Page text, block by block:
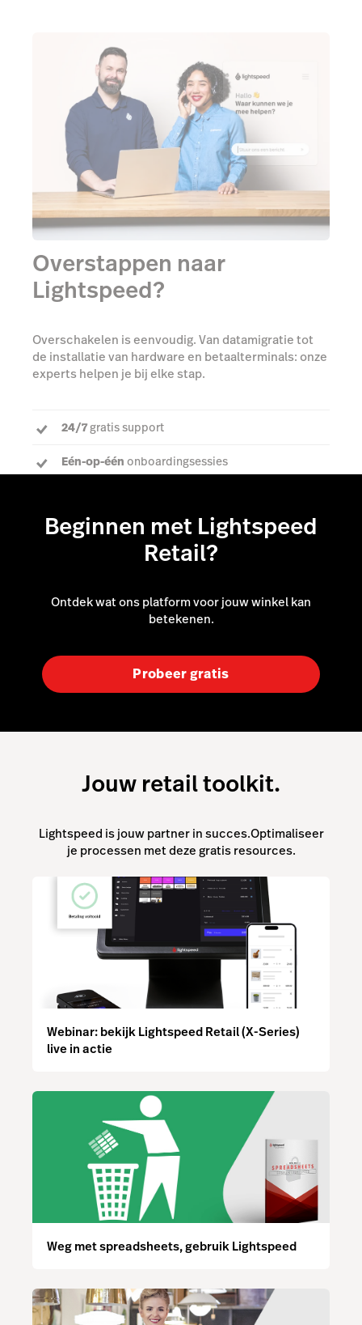
Overstappen naar
Lightspeed?
Overschakelen is eenvoudig. Van datamigratie tot
de installatie van hardware en betaalterminals: onze
experts helpen je bij elke stap.
24/7gratis support
Eén-op-één onboardingsessies
Beginnen met Lightspeed
Retail?
Ontdek wat ons platform voor jouw winkel kan
betekenen.
Probeer gratis
Jouw retail toolkit.
Lightspeed is jouw partner in succes.Optimaliseer
je processen met deze gratis resources.
Webinar: bekijk Lightspeed Retail (X-Series)
live in actie
Weg met spreadsheets, gebruik Lightspeed